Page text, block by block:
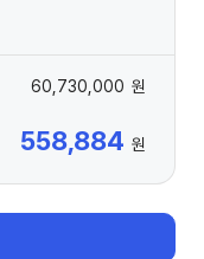
60,730,000 원
558,884 원